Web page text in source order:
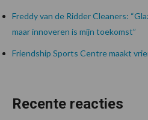
Freddy van de Ridder Cleaners:
maar innoveren is mijn toekomst”
Friendship Sports Centre maakt
Recente reacties